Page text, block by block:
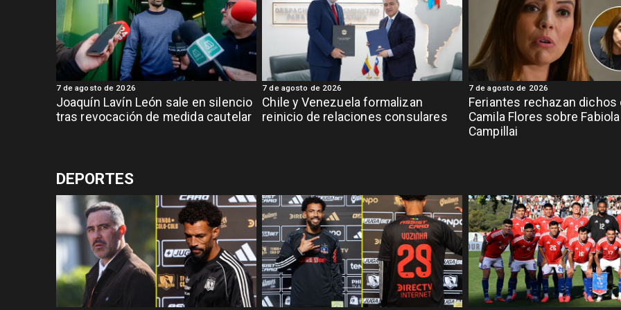
Joaquín Lavín León sale en silencio
tras revocación de medida cautelar
7 de agosto de 2026
Chile y Venezuela formalizan
reinicio de relaciones consulares
7 de agosto de 2026
Feriantes rechazan dichos
Camila Flores sobre Fabiola
Campillai
7 de agosto de 2026
DEPORTES